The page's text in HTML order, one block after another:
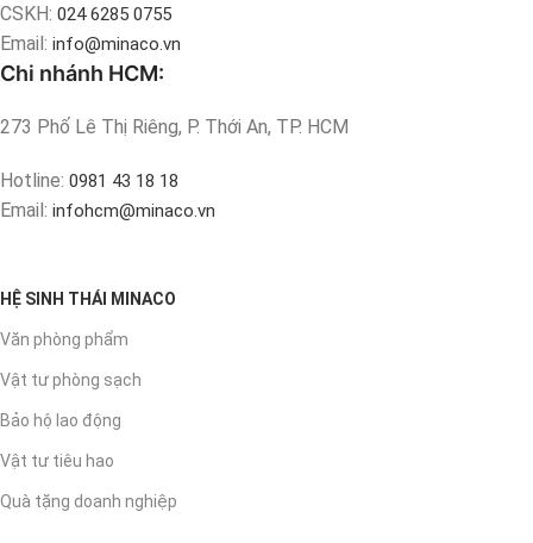
CSKH: 024 6285 0755
Email: info@minaco.vn
Chi nhánh HCM:
273 Phố Lê Thị Riêng, P. Thới An, TP. HCM
Hotline: 0981 43 18 18
Email: infohcm@minaco.vn
HỆ SINH THÁI MINACO
Văn phòng phẩm
Vật tư phòng sạch
Bảo hộ lao động
Vật tư tiêu hao
Quà tặng doanh nghiệp